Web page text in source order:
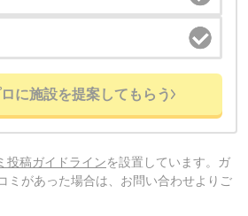
に施設を提案してもらう
投稿ガイドラインを設置しています。ガ
ミがあった場合は、お問い合わせよりご